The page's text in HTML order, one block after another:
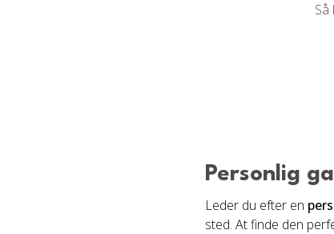
Personlig
Leder du efter en
sted. At finde den